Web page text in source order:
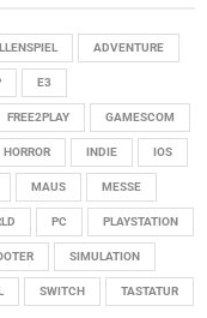
ADVENTURE
E3
FREE2PLAY GAMESCOM
HORROR INDIE IOS
MAUS MESSE
PC PLAYSTATION
SIMULATION
SWITCH TASTATUR